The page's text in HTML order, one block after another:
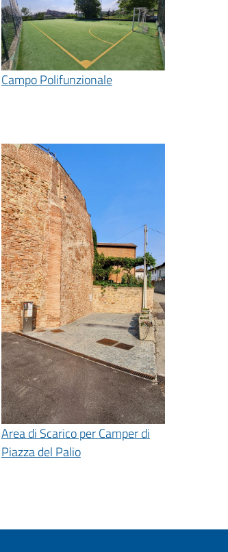
Campo Polifunzionale
Area di Scarico per Camper di
Piazza del Palio